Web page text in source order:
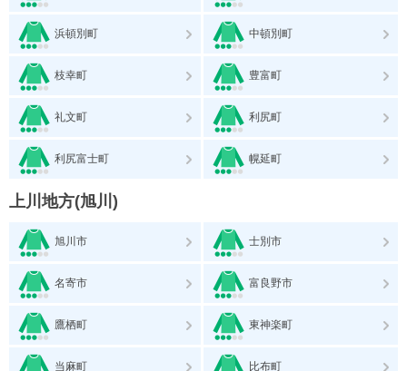
浜頓別町 中頓別町
枝幸町 豊富町
礼文町 利尻町
利尻富士町 幌延町
上川地方(旭川)
旭川市 士別市
名寄市 富良野市
鷹栖町 東神楽町
当麻町 比布町